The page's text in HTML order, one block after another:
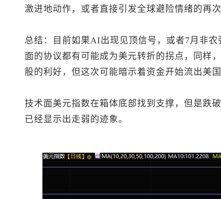
激进地动作，或者直接引发全球避险情绪的再
总结：目前如果AI出现见顶信号，或者7月非
面的协议都有可能成为美元转折的拐点，同样
股的利好，但这次可能暗示着资金开始流出美
技术面美元指数在箱体底部找到支撑，但是跌
已经显示出走弱的迹象。